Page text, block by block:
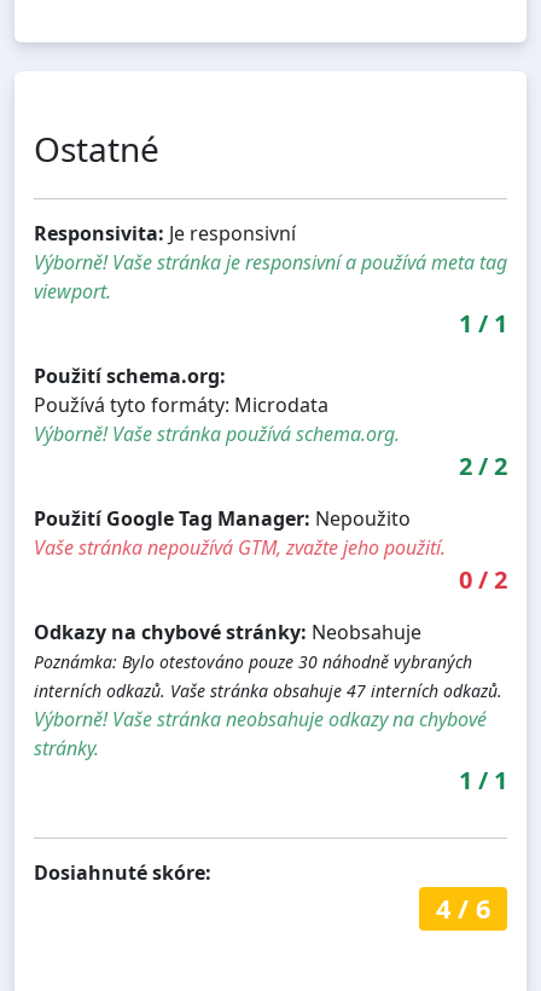
Ostatné
Responsivita: Je responsivní
Výborně! Vaše stránka je responsivní a používá meta tag
viewport.
1 / 1
Použití schema.org:
Používá tyto formáty: Microdata
Výborně! Vaše stránka používá schema.org.
2/2
Použití Google Tag Manager: Nepoužito
Vaše stránka nepoužívá GTM, zvažte jeho použití.
0/2
Odkazy na chybové stránky: Neobsahuje
Poznámka: Bylo otestováno pouze 30 náhodně vybraných
interních odkazů. Vaše stránka obsahuje 47 interních odkazů.
Výborně! Vaše stránka neobsahuje odkazy na chybové
stránky.
1 / 1
Dosiahnuté skóre:
4/ 6